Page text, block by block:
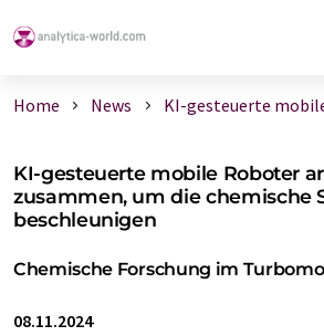
Home News KI-gesteuerte
KI-gesteuerte mobile Roboter
zusammen, um die chemische
beschleunigen
Chemische Forschung im
08.11.2024